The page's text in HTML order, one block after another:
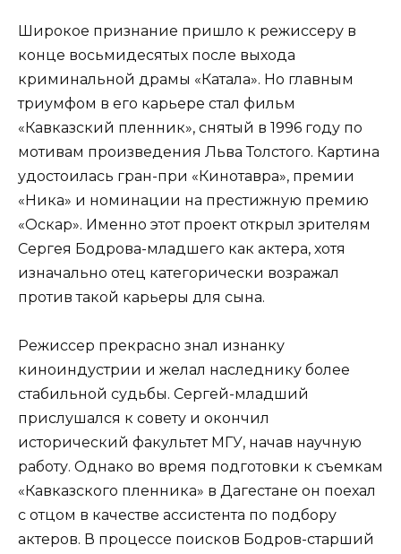
Широкое признание пришло к режиссеру в
конце восьмидесятых после выхода
криминальной драмы «Катала». Но главным
триумфом в его карьере стал фильм
«Кавказский пленник», снятый в 1996 году по
мотивам произведения Льва Толстого. Картина
удостоилась гран-при «Кинотавра», премии
«Ника» и номинации на престижную премию
«Оскар». Именно этот проект открыл зрителям
Сергея Бодрова-младшего как актера, хотя
изначально отец категорически возражал
против такой карьеры для сына.
Режиссер прекрасно знал изнанку
киноиндустрии и желал наследнику более
стабильной судьбы. Сергей-младший
прислушался к совету и окончил
исторический факультет МГУ, начав научную
работу. Однако во время подготовки к съемкам
«Кавказского пленника» в Дагестане он поехал
с отцом в качестве ассистента по подбору
актеров. В процессе поисков Бодров-старший